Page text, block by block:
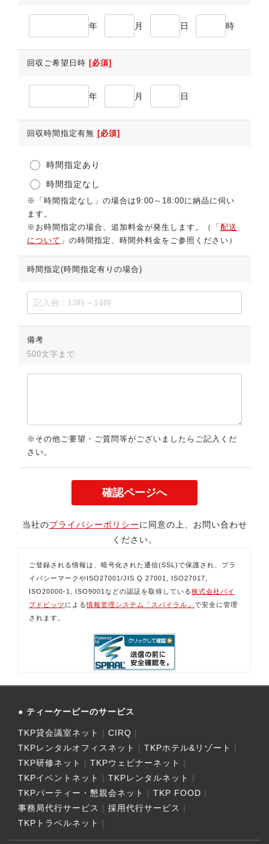
年 月 日 時
回収ご希望日時 [必須]
年 月 日
回収時間指定有無 [必須]
時間指定あり
時間指定なし
※「時間指定なし」の場合は9:00～18:00に納品に伺い
ます。
※お時間指定の場合、追加料金が発生します。（「 配送
について 」の時間指定、時間外料金をご参照ください）
時間指定(時間指定有りの場合)
備考
500文字まで
※その他ご要望・ご質問等がございましたらご記入くだ
さい。
当社のプライバシーポリシーに同意の上、お問い合わせ
ください。
ご登録される情報は、暗号化された通信(SSL)で保護され、プラ
イバシーマークやISO27001/JIS Q 27001, ISO27017,
ISO20000-1, ISO9001などの認証を取得している株式会社パイ
プドビッツ による情報管理システム「スパイラル」 で安全に管理
されます。
ティーケーピーのサービス
TKP貸会議室ネット
CIRQ
TKPレンタルオフィスネット
TKPホテル&リゾート
TKP研修ネット
TKPウェビナーネット
TKPイベントネット
TKPレンタルネット
TKPパーティー・懇親会ネット
TKP FOOD
事務局代行サービス
採用代行サービス
TKPトラベルネット